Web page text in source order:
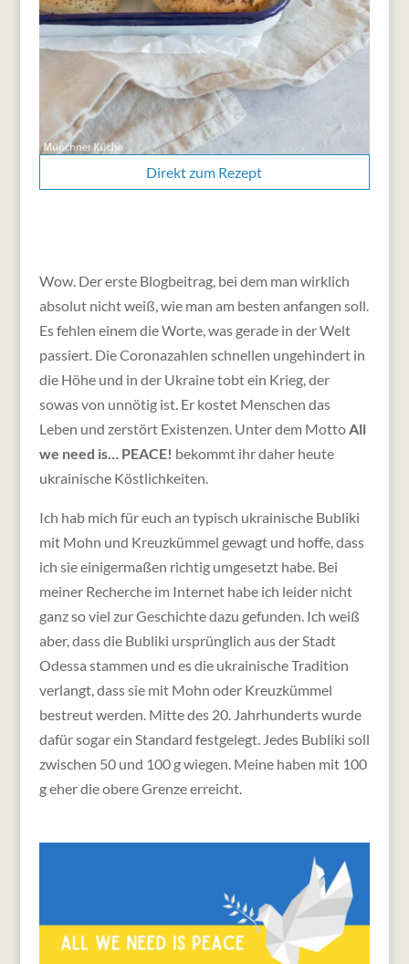
Direkt zum Rezept
Wow. Der erste Blogbeitrag, bei dem man wirklich
absolut nicht weiß, wie man am besten anfangen soll.
Es fehlen einem die Worte, was gerade in der Welt
passiert. Die Coronazahlen schnellen ungehindert in
die Höhe und in der Ukraine tobt ein Krieg, der
sowas von unnötig ist. Er kostet Menschen das
Leben und zerstört Existenzen. Unter dem MottoAll
we need is… PEACE! bekommt ihr daher heute
ukrainische Köstlichkeiten.
Ich hab mich für euch an typisch ukrainische Bubliki
mit Mohn und Kreuzkümmel gewagt und hoffe, dass
ich sie einigermaßen richtig umgesetzt habe. Bei
meiner Recherche im Internet habe ich leider nicht
ganz so viel zur Geschichte dazu gefunden. Ich weiß
aber, dass die Bubliki ursprünglich aus der Stadt
Odessa stammen und es die ukrainische Tradition
verlangt, dass sie mit Mohn oder Kreuzkümmel
bestreut werden. Mitte des 20. Jahrhunderts wurde
dafür sogar ein Standard festgelegt. Jedes Bubliki soll
zwischen 50 und 100 g wiegen. Meine haben mit 100
g eher die obere Grenze erreicht.